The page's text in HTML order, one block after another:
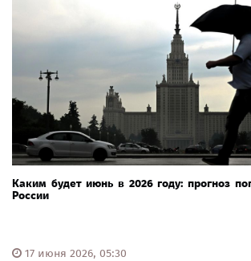
Каким будет июнь в 2026 году: прогноз
России
17 июня 2026, 05:30